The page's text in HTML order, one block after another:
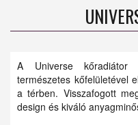
A Universe kőradiátor
természetes kőfelületével
a térben. Visszafogott
design és kiváló